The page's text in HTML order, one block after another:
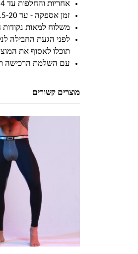
אחריות והחלפות עד 14 ימים מקבלת המוצר
זמן אספקה - עד 15-20 ימי עבודה - לא כולל שישי ושבת וחגים
משלוח למאות
לפני הגעת החבילה
תוכלו לאסוף את
עם השלמת הרכישה
מוצרים קשורים
למוצר זה יש מספר סוגים. ניתן לבחור את האפשרויות בעמוד המוצר